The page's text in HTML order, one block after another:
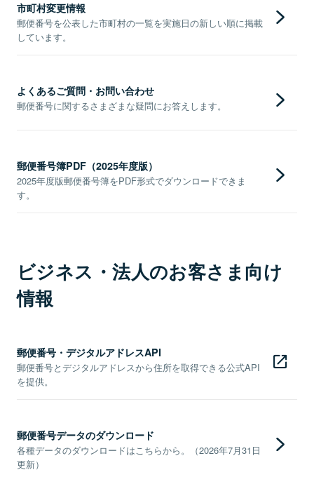
市町村変更情報
郵便番号を公表した市町村の一覧を実施日の新しい順に掲載
しています。
よくあるご質問・お問い合わせ
郵便番号に関するさまざまな疑問にお答えします。
郵便番号簿PDF（2025年度版）
2025年度版郵便番号簿をPDF形式でダウンロードできま
す。
ビジネス・法人のお客さま向け
情報
郵便番号・デジタルアドレスAPI
郵便番号とデジタルアドレスから住所を取得できる公式API
を提供。
郵便番号データのダウンロード
各種データのダウンロードはこちらから。（2026年7月31日
更新）